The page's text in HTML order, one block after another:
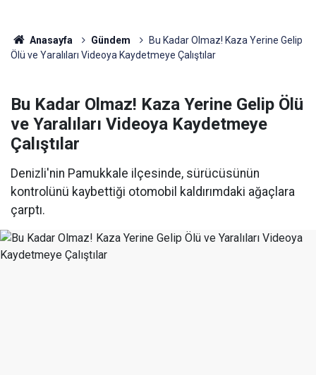
Anasayfa Gündem
Bu Kadar Olmaz! Kaza Yerine Gelip
Ölü ve Yaralıları Videoya Kaydetmeye Çalıştılar
Bu Kadar Olmaz! Kaza Yerine Gelip Ölü
ve Yaralıları Videoya Kaydetmeye
Çalıştılar
Denizli'nin Pamukkale ilçesinde, sürücüsünün
kontrolünü kaybettiği otomobil kaldırımdaki ağaçlara
çarptı.